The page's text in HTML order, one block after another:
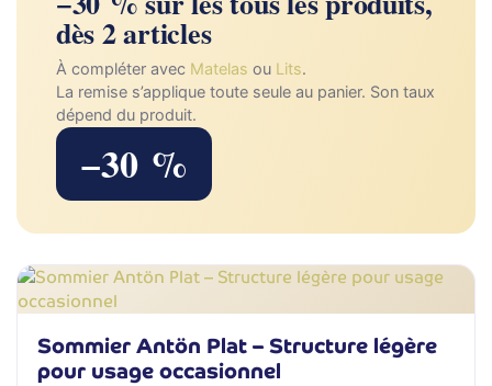
dès 2 articles
À compléter avec Matelas ou Lits.
La remise s’applique toute seule au panier. Son taux
dépend du produit.
−30 %
Sommier Antön Plat – Structure légère
pour usage occasionnel